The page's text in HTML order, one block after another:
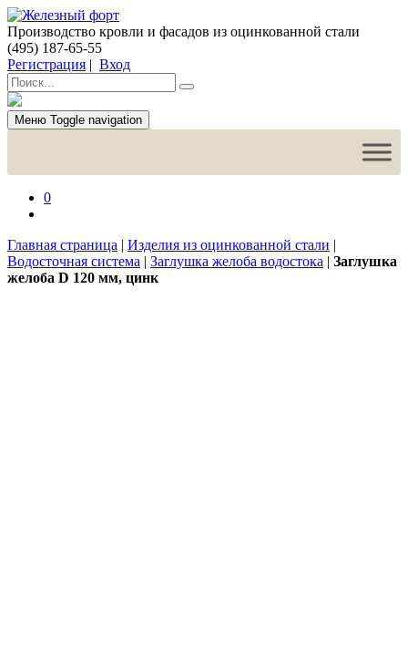
Производство кровли и фасадов из оцинкованной стали
(495) 187-65-55
Регистрация | Вход
Меню Toggle navigation
0
Главная страница | Изделия из оцинкованной стали |
Водосточная система | Заглушка желоба водостока | Заглушка
желоба D 120 мм, цинк